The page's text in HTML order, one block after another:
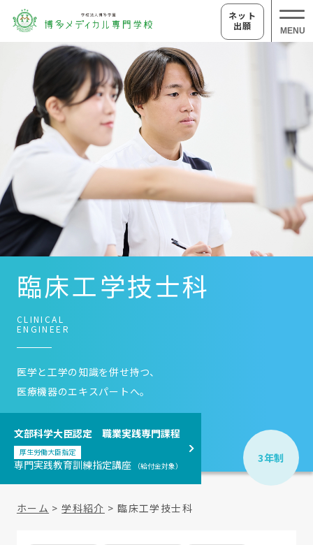
ネット
出願
MENU
臨床工学技士科
CLINICAL
ENGINEER
医学と工学の知識を併せ持つ、
医療機器のエキスパートへ。
3年制
文部科学大臣認定 職業実践専門課程
厚生労働大臣指定
専門実践教育訓練指定講座 （給付金対象）
ホーム >学科紹介 > 臨床工学技士科